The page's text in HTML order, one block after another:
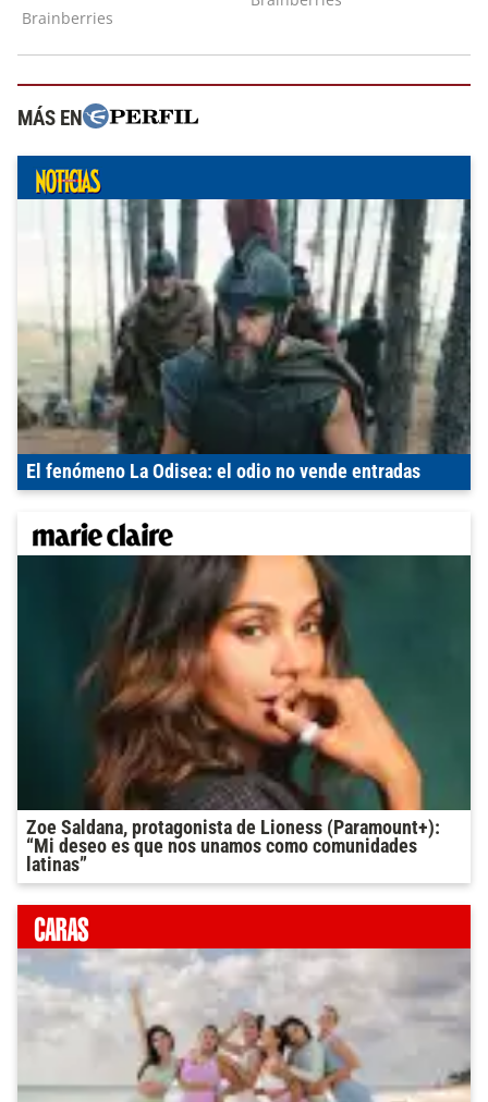
MÁS EN
El fenómeno La Odisea: el odio no vende entradas
Zoe Saldana, protagonista de Lioness (Paramount+):
“Mi deseo es que nos unamos como comunidades
latinas”